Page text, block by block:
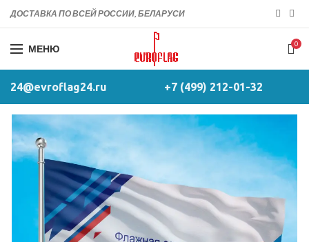
ДОСТАВКА ПО ВСЕЙ РОССИИ, БЕЛАРУСИ
МЕНЮ 0
24@evroflag24.ru +7 (499) 212-01-32